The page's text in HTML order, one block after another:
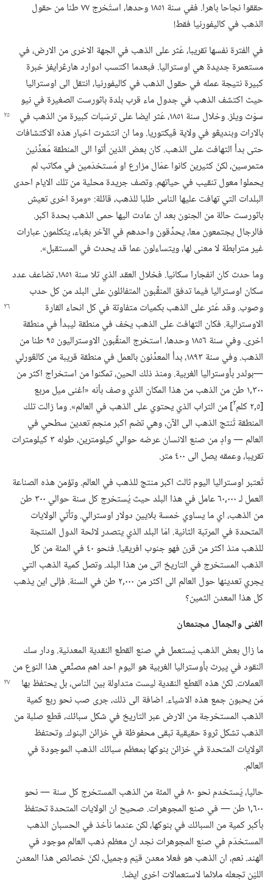
حققوا نجاحا باهرا.‏ ففي سنة ١٨٥١ وحدها،‏ استُخرج ٧٧ طنا من حقول
الذهب في كاليفورنيا فقط!‏
في الفترة نفسها تقريبا،‏ عُثر على الذهب في الجهة الاخرى من الارض،‏ في
مستعمرة جديدة هي اوستراليا.‏ فبعدما اكتسب ادوارد هارڠرايفز خبرة
كبيرة نتيجة عمله في حقول الذهب في كاليفورنيا،‏ انتقل الى اوستراليا
حيث اكتشف الذهب في جدول ماء قرب بلدة باثورست الصغيرة في نيو
سوْث ويلز.‏ وخلال سنة ١٨٥١،‏ عُثر ايضا على
ترسّبات كبيرة من الذهب في
بالارات وبنديڠو في ولاية ڤيكتوريا.‏ وما ان انتشرت اخبار هذه الاكتشافات
حتى بدأ التهافت على الذهب.‏ كان بعض الذين أتوا الى المنطقة مُعدِّنين
متمرسين،‏ لكنّ كثيرين كانوا عمّال مزارع او مُستخدَمين في مكاتب لم
يحملوا معول تنقيب في حياتهم.‏ وتصف جريدة محلية من تلك الايام احدى
البلدات التي تهافت عليها الناس طلبا للذهب،‏ قائلة:‏ «ومرة اخرى تعيش
باثورست حالة من الجنون بعد ان عادت اليها حمى الذهب بحدة اكبر.‏
فالرجال يجتمعون معا،‏ يحدِّقون واحدهم في الآخر بغباء،‏ يتكلمون عبارات
غير مترابطة لا معنى لها،‏ ويتساءلون عما قد يحدث في المستقبل».‏
وما حدث كان انفجارا سكانيا.‏ فخلال العقد الذي تلا سنة ١٨٥١،‏ تضاعف عدد
سكان اوستراليا فيما تدفق المنقِّبون المتفائلون على البلد من كل حدب
وصوب.‏ وقد عُثر على الذهب بكميات متفاوتة في كل انحاء القارة
الاوسترالية.‏ فكان التهافت على الذهب يخف في منطقة ليبدأ في منطقة
اخرى.‏ وفي سنة ١٨٥٦ وحدها،‏ استخرج المنقِّبون الاوستراليون ٩٥ طنا من
الذهب.‏ وفي سنة ١٨٩٣،‏ بدأ المعدِّنون بالعمل في منطقة قريبة من كالڠورلي
—‏بولدر بأوستراليا الغربية.‏ ومنذ ذلك الحين،‏ تمكنوا من استخراج اكثر من
٣٠٠‏,١ طن من الذهب من هذا المكان الذي وصف بأنه «اغنى ميل مربع
[٥‏,٢ كلم
٢‏] من التراب الذي يحتوي على الذهب في العالم».‏ وما زالت تلك
المنطقة تُنتج الذهب الى الآن،‏ وهي تضم اكبر منجم تعدين سطحي في
العالم —‏ وادٍ من صنع الانسان عرضه حوالي كيلومترين،‏ طوله ٣ كيلومترات
تقريبا،‏ وعمقه يصل الى ٤٠٠ متر.‏
تُعتبر اوستراليا اليوم ثالث اكبر منتج للذهب في العالم.‏ وتؤمن هذه الصناعة
العمل لـ‍ ٠٠٠‏,٦٠ عامل في هذا البلد حيث يُستخرج كل سنة حوالي ٣٠٠ طن
من الذهب،‏ اي ما يساوي خمسة بلايين دولار اوسترالي.‏ وتأتي الولايات
المتحدة في المرتبة الثانية.‏ امّا البلد الذي يتصدر لائحة الدول المنتجة
للذهب منذ اكثر من قرن فهو جنوب افريقيا.‏ فنحو ٤٠ في المئة من كل
الذهب المستخرج في التاريخ اتى من هذا البلد.‏ وتصل كمية الذهب التي
يجري تعدينها حول العالم الى اكثر من ٠٠٠‏,٢ طن في السنة.‏ فإلى اين يذهب
كل هذا المعدن الثمين؟‏
الغنى والجمال مجتمعان
ما زال بعض الذهب يُستعمل في صنع القطع النقدية المعدنية.‏ ودار سك
النقود في پيرث بأوستراليا الغربية هو اليوم احد اهم مصنِّعي هذا النوع من
العملات.‏ لكنّ هذه القطع النقدية ليست متداولة بين الناس،‏ بل يحتفظ بها
مَن يحبون جمع هذه الاشياء.‏ اضافة الى ذلك،‏ جرى صب نحو ربع كمية
الذهب المستخرجة من الارض عبر التاريخ في شكل سبائك،‏ قطع صلبة من
الذهب تشكل ثروة حقيقية تبقى محفوظة في خزائن البنوك.‏ وتحتفظ
الولايات المتحدة في خزائن بنوكها بمعظم سبائك الذهب الموجودة في
العالم.‏
حاليا،‏ يُستخدم نحو ٨٠ في المئة من الذهب المستخرج كل سنة —‏ نحو
٦٠٠‏,١ طن —‏ في صنع المجوهرات.‏ صحيح ان الولايات المتحدة تحتفظ
بأكبر كمية من السبائك في بنوكها،‏ لكن عندما نأخذ في الحسبان الذهب
المستخدَم في صنع المجوهرات نجد ان معظم ذهب العالم موجود في
الهند.‏ نعم،‏ ان الذهب هو فعلا معدن قيّم وجميل،‏ لكنّ خصائص هذا المعدن
الليّن تجعله ملائما لاستعمالات اخرى ايضا.‏